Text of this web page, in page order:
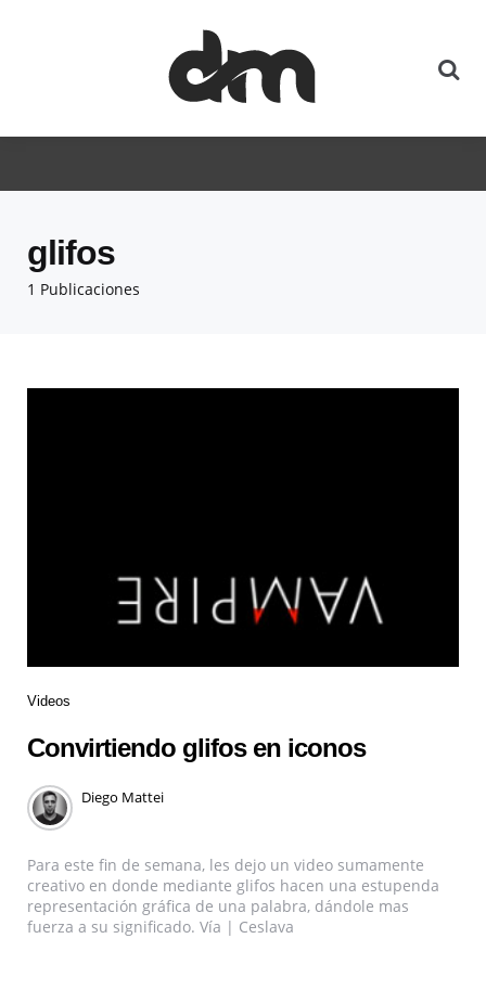
1 Publicaciones
glifos
Videos
Convirtiendo glifos en iconos
Diego Mattei
Para este fin de semana, les dejo un video sumamente
creativo en donde mediante glifos hacen una estupenda
representación gráfica de una palabra, dándole mas
fuerza a su significado. Vía | Ceslava